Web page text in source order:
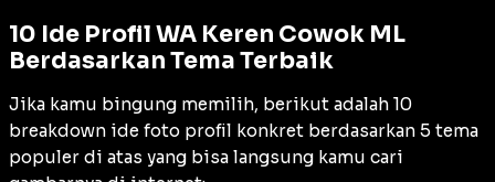
10 Ide Profil WA Keren Cowok ML
Berdasarkan Tema Terbaik
Jika kamu bingung memilih, berikut adalah 10
breakdown ide foto profil konkret berdasarkan 5 tema
populer di atas yang bisa langsung kamu cari